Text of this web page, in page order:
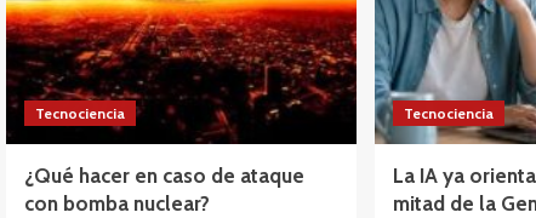
Tecnociencia
¿Qué hacer en caso de ataque
con bomba nuclear?
Tecnociencia
La IA ya
mitad de la